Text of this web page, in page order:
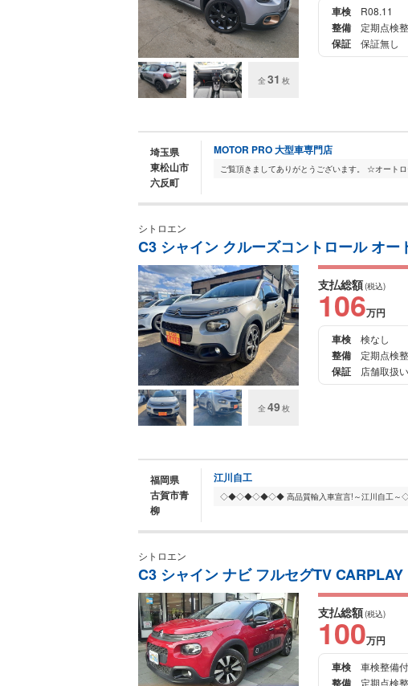
全 31 枚
車検
R08.11
整備 定期点検
保証 保証無し
埼玉県
東松山市
六反町
MOTOR PRO 大型車専門店
シトロエン
C3 シャイン クルーズコントロール オー
全 49枚
支払総額(税込)
106万円
車検
検なし
整備 定期点検
保証 店舗取扱
福岡県
古賀市青
柳
江川自工
シトロエン
C3 シャイン ナビ フルセグTV CARPLAY
支払総額(税込)
100万円
車検
車検整備付
整備 定期点検